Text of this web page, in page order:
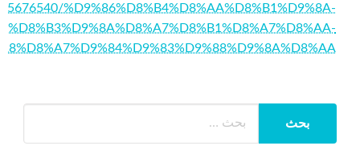
%D9%86%D8%B4%D8%AA%D8%B1%D9%8A-